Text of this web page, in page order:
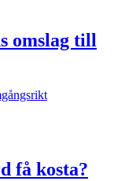
omslag till
få kosta?